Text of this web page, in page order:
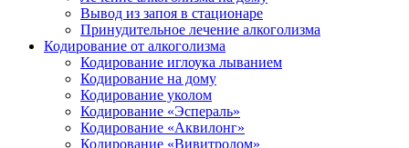
Вывод из запоя в стационаре
Принудительное лечение алкоголизма
Кодирование от алкоголизма
Кодирование иглоука лыванием
Кодирование на дому
Кодирование уколом
Кодирование «Эспераль»
Кодирование «Аквилонг»
Кодирование «Вивитролом»